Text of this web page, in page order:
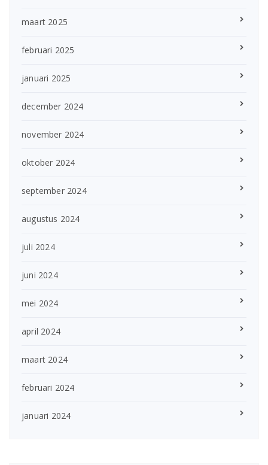
maart 2025
februari 2025
januari 2025
december 2024
november 2024
oktober 2024
september 2024
augustus 2024
juli 2024
juni 2024
mei 2024
april 2024
maart 2024
februari 2024
januari 2024